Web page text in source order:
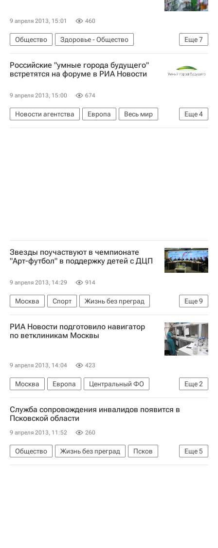
9 апреля 2013, 15:01 460
Еще7
Общество
Здоровье - Общество
Жизнь без преград
Европа
Весь мир
Правительство РФ
Здоровье
Россия
Российские "умные города будущего"
встретятся на форуме в РИА Новости
9 апреля 2013, 15:00 674
Еще4
Новости агентства Европа
Весь мир
РИА Новости
Умный город будущего
Звезды поучаствуют в чемпионате
"Арт-футбол" в поддержку детей с ДЦП
9 апреля 2013, 14:29 914
Еще9
Москва Спорт
Жизнь без преград
Культура
Центральный ФО
Весь мир
Европа
Томас Андерс (Бернд Вайдунг)
Детские вопросы
Россия
РИА Новости подготовило навигатор
по ветклиникам Москвы
9 апреля 2013, 14:04 423
Еще2
Москва Европа
Центральный ФО
Весь мир
Россия
Служба сопровождения инвалидов появится в
Псковской области
9 апреля 2013, 11:52 260
Еще5
Общество Жизнь без преград
Псков
Псковская область
Европа